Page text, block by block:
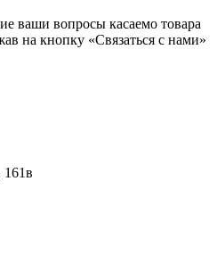
ваши вопросы касаемо товара
на кнопку «Связаться с нами»
161в